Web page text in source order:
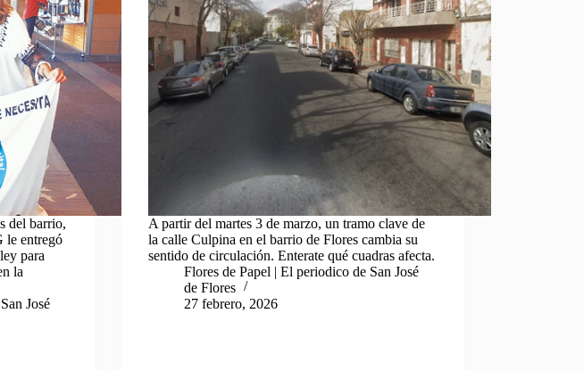
del barrio,
le entregó
para
la
José
A partir del martes 3 de marzo, un tramo clave de
la calle Culpina en el barrio de Flores cambia su
sentido de circulación. Enterate qué cuadras afecta.
Flores de Papel | El periodico de San José
de Flores
27 febrero, 2026